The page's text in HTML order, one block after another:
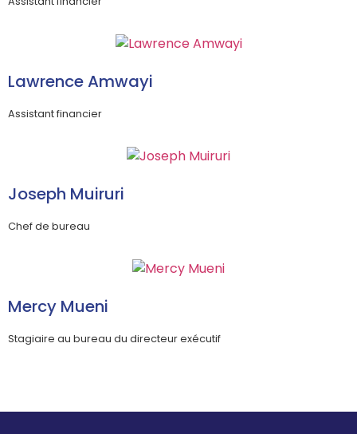
Lawrence Amwayi
Assistant financier
Joseph Muiruri
Chef de bureau
Mercy Mueni
Stagiaire au bureau du directeur exécutif